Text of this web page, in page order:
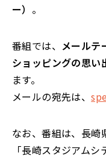
ー） 。
番組では、 メールテ
ショッピングの思い
ます。
メールの宛先は、
なお、番組は、長崎
「長崎スタジアム